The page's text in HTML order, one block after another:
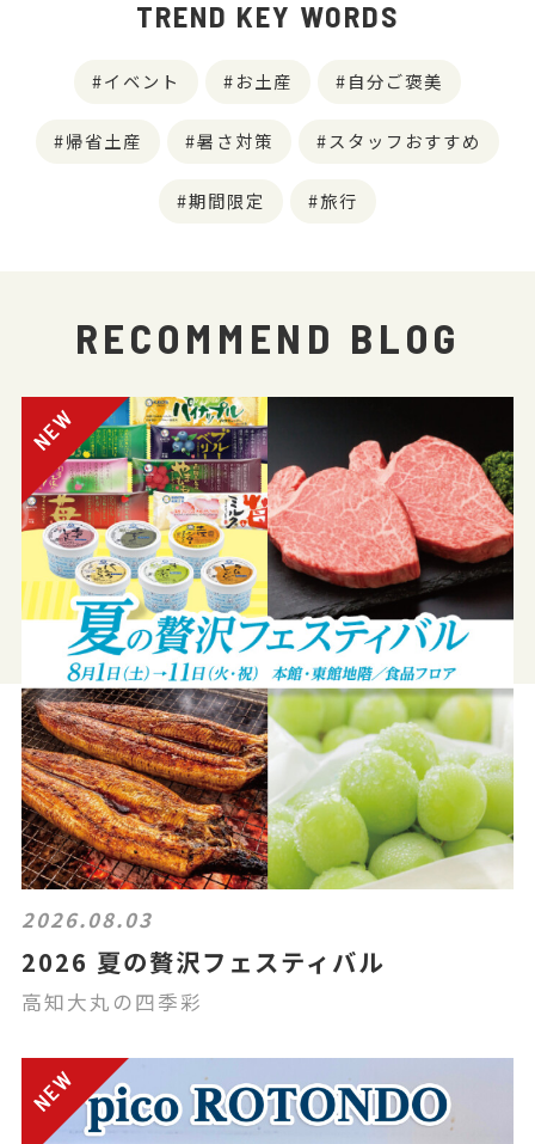
TREND KEY WORDS
イベント お土産 自分ご褒美
帰省土産 暑さ対策 スタッフおすすめ
期間限定 旅行
RECOMMEND BLOG
2026.08.03
2026 夏の贅沢フェスティバル
高知大丸の四季彩